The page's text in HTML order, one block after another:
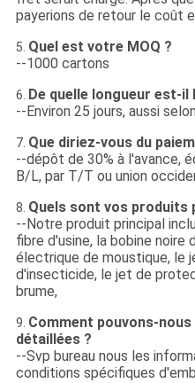
payerions de retour le coût
5. Quel est votre MOQ ?
--1000 cartons
6. De quelle longueur est-il
--Environ 25 jours, aussi
7. Que diriez-vous du
--dépôt de 30% à l'avance,
B/L, par T/T ou union
8. Quels sont vos produits
--Notre produit principal
fibre d'usine, la bobine noire
électrique de moustique, le
d'insecticide, le jet de
brume,
9. Comment pouvons-
détaillées ?
--Svp bureau nous les
conditions spécifiques